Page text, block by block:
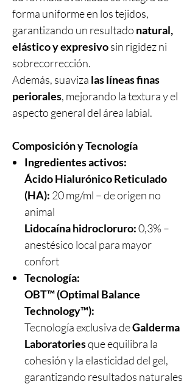
forma uniforme en los tejidos,
garantizando un resultado natural,
elástico y expresivosin rigidez ni
sobrecorrección.
Además, suaviza las líneas finas
periorales, mejorando la textura y el
aspecto general del área labial.
Composición y Tecnología
Ingredientes activos:
Ácido Hialurónico Reticulado
(HA): 20 mg/ml – de origen no
animal
Lidocaína hidrocloruro:0,3% –
anestésico local para mayor
confort
Tecnología:
OBT™ (Optimal Balance
Technology™):
Tecnología exclusiva deGalderma
Laboratoriesque equilibra la
cohesión y la elasticidad del gel,
garantizando resultados naturales